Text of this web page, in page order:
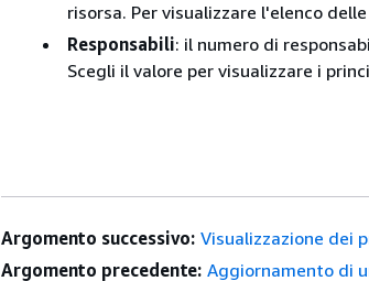
risorsa. Per visualizzare l'elenco
Responsabili: il numero di
Scegli il valore per visualizzare i
Argomento successivo: Visualizzazione dei
Argomento precedente: Aggiornamento di